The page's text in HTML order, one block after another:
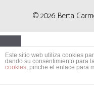
© 2026 Berta
Este sitio web utiliza cookies
dando su consentimiento para
cookies, pinche el enlace para